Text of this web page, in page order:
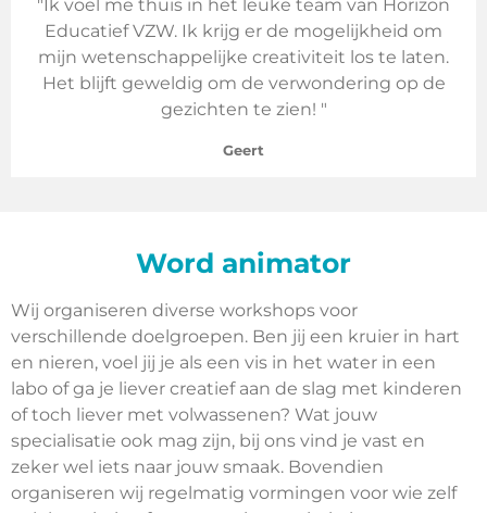
"Ik voel me thuis in het leuke team van Horizon
Educatief VZW. Ik krijg er de mogelijkheid om
mijn wetenschappelijke creativiteit los te laten.
Het blijft geweldig om de verwondering op de
gezichten te zien! "
Geert
Word animator
Wij organiseren diverse workshops voor
verschillende doelgroepen. Ben jij een kruier in hart
en nieren, voel jij je als een vis in het water in een
labo of ga je liever creatief aan de slag met kinderen
of toch liever met volwassenen? Wat jouw
specialisatie ook mag zijn, bij ons vind je vast en
zeker wel iets naar jouw smaak. Bovendien
organiseren wij regelmatig vormingen voor wie zelf